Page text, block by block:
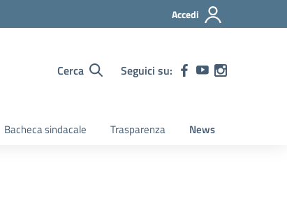
Accedi
Cerca Seguici su:
Bacheca sindacale Trasparenza News